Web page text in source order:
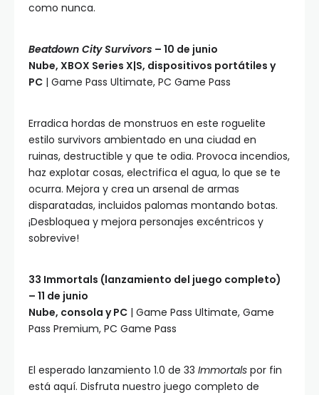
como nunca.
Beatdown City Survivors – 10 de junio
Nube, XBOX Series X|S, dispositivos portátiles y
PC | Game Pass Ultimate, PC Game Pass
Erradica hordas de monstruos en este roguelite
estilo survivors ambientado en una ciudad en
ruinas, destructible y que te odia. Provoca incendios,
haz explotar cosas, electrifica el agua, lo que se te
ocurra. Mejora y crea un arsenal de armas
disparatadas, incluidos palomas montando botas.
¡Desbloquea y mejora personajes excéntricos y
sobrevive!
33 Immortals (lanzamiento del juego completo)
– 11 de junio
Nube, consola y PC | Game Pass Ultimate, Game
Pass Premium, PC Game Pass
El esperado lanzamiento 1.0 de 33 Immortals por fin
está aquí. Disfruta nuestro juego completo de